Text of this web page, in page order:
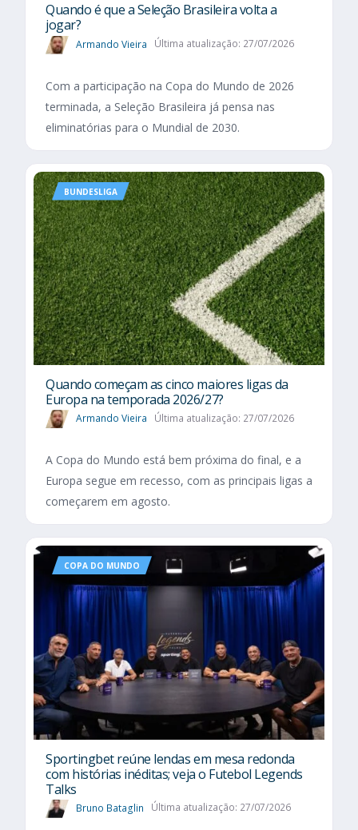
Quando é que a Seleção Brasileira volta a
jogar?
Armando Vieira Última atualização: 27/07/2026
Com a participação na Copa do Mundo de 2026
terminada, a Seleção Brasileira já pensa nas
eliminatórias para o Mundial de 2030.
BUNDESLIGA
Quando começam as cinco maiores ligas da
Europa na temporada 2026/27?
Armando Vieira Última atualização: 27/07/2026
A Copa do Mundo está bem próxima do final, e a
Europa segue em recesso, com as principais ligas a
começarem em agosto.
COPA DO MUNDO
Sportingbet reúne lendas em mesa redonda
com histórias inéditas; veja o Futebol Legends
Talks
Bruno Bataglin Última atualização: 27/07/2026